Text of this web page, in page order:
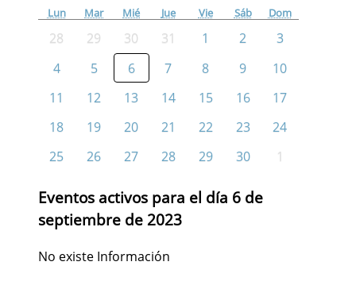
Lun Mar Mié Jue Vie Sáb Dom
28 29 30 31 1 2
3
4
5 6 7 8 9
10
11
12 13 14 15 16
17
18
19 20 21 22 23
24
25
26 27 28 29 30 1
Eventos activos para el día 6 de
septiembre de 2023
No existe Información